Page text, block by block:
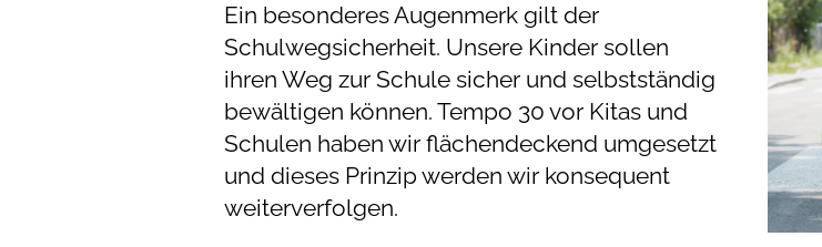
Ein besonderes Augenmerk gilt der
Schulwegsicherheit. Unsere Kinder sollen
ihren Weg zur Schule sicher und selbstständig
bewältigen können. Tempo 30 vor Kitas und
Schulen haben wir flächendeckend umgesetzt
und dieses Prinzip werden wir konsequent
weiterverfolgen.